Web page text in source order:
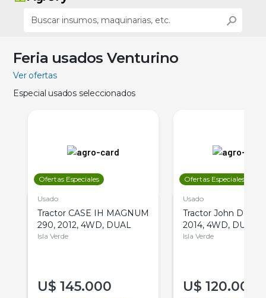
Feria usados Venturino
Ver ofertas
Especial usados seleccionados
Ofertas Especiales
Usado
Tractor CASE IH MAGNUM
290, 2012, 4WD, DUAL
Isla Verde
U$ 145.000
Ofertas Especiales
Usado
Tractor John Deere
2014, 4WD, DUAL
Isla Verde
U$ 120.000